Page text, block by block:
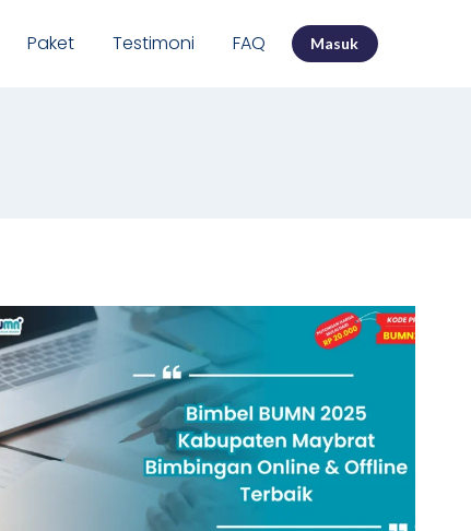
Paket Testimoni FAQ Masuk